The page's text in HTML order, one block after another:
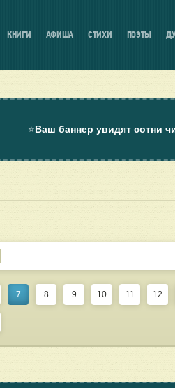
КНИГИ АФИША СТИХИ ПОЭТЫ
⭐Ваш баннер увидят сотни
7 8 9 10 11 12